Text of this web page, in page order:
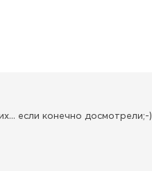
если конечно досмотрели;-)